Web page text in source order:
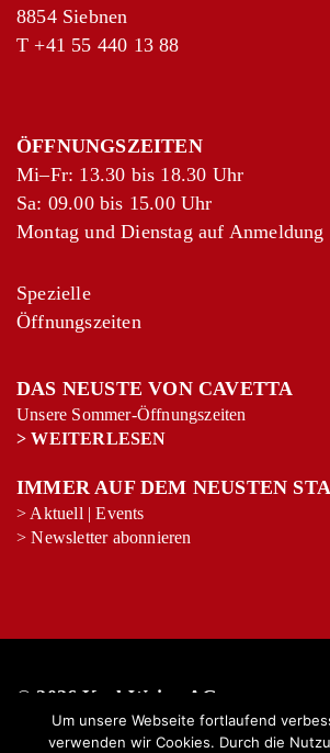
8854 Siebnen
T +41 55 440 13 88
ÖFFNUNGSZEITEN
Mi–Fr: 13.30 bis 18.30 Uhr
Sa: 09.00 bis 15.00 Uhr
Montag und Dienstag auf Anmeldung
Spezielle
Öffnungszeiten
DAS NEUSTE VON CAVETTA
Unsere Sommer-Öffnungszeiten
>WEITERLESEN
IMMER AUF DEM NEUSTEN
> Aktuell |Events
>Newsletter abonnieren
© 2026 Keel-Weine AG
Um unsere Webseite fortlaufend
verwenden wir Cookies. Durch die